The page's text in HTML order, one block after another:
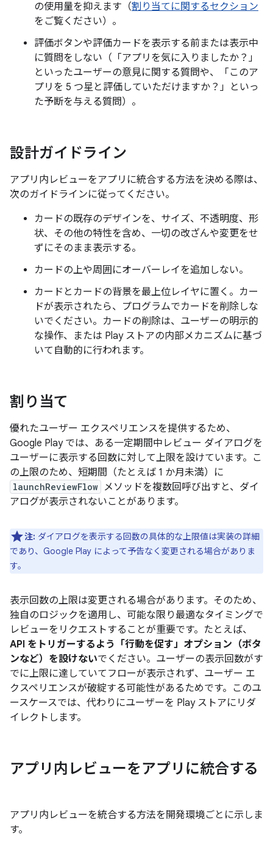
の使用量を抑えます（割り当てに関するセクション
をご覧ください）。
評価ボタンや評価カードを表示する前または表示中
に質問をしない（「アプリを気に入りましたか？」
といったユーザーの意見に関する質問や、「このア
プリを 5 つ星と評価していただけますか？」といっ
た予断を与える質問）。
設計ガイドライン
アプリ内レビューをアプリに統合する方法を決める際は、
次のガイドラインに従ってください。
カードの既存のデザインを、サイズ、不透明度、形
状、その他の特性を含め、一切の改ざんや変更をせ
ずにそのまま表示する。
カードの上や周囲にオーバーレイを追加しない。
カードとカードの背景を最上位レイヤに置く。カー
ドが表示されたら、プログラムでカードを削除しな
いでください。カードの削除は、ユーザーの明示的
な操作、または Play ストアの内部メカニズムに基づ
いて自動的に行われます。
割り当て
優れたユーザー エクスペリエンスを提供するため、
Google Play では、ある一定期間中レビュー ダイアログを
ユーザーに表示する回数に対して上限を設けています。こ
の上限のため、短期間（たとえば 1 か月未満）に
launchReviewFlow メソッドを複数回呼び出すと、ダイ
アログが表示されないことがあります。
注: ダイアログを表示する回数の具体的な上限値は実装の詳細
であり、Google Play によって予告なく変更される場合がありま
す。
表示回数の上限は変更される場合があります。そのため、
独自のロジックを適用し、可能な限り最適なタイミングで
レビューをリクエストすることが重要です。たとえば、
API をトリガーするよう「行動を促す」オプション（ボタ
ンなど）を設けないでください。ユーザーの表示回数がす
でに上限に達していてフローが表示されず、ユーザー エ
クスペリエンスが破綻する可能性があるためです。このユ
ースケースでは、代わりにユーザーを Play ストアにリダ
イレクトします。
アプリ内レビューをアプリに統合する
アプリ内レビューを統合する方法を開発環境ごとに示しま
す。